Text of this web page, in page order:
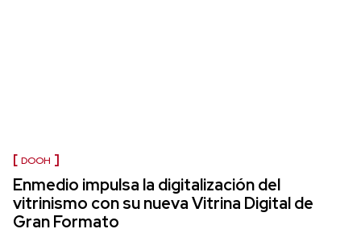
DOOH
Enmedio impulsa la digitalización del
vitrinismo con su nueva Vitrina Digital de
Gran Formato